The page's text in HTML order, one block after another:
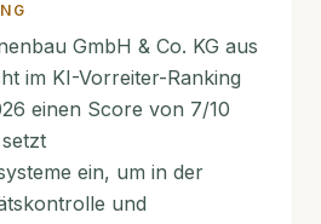
GmbH & Co. KG aus
im KI-Vorreiter-Ranking
einen Score von 7/10
ein, um in der
und